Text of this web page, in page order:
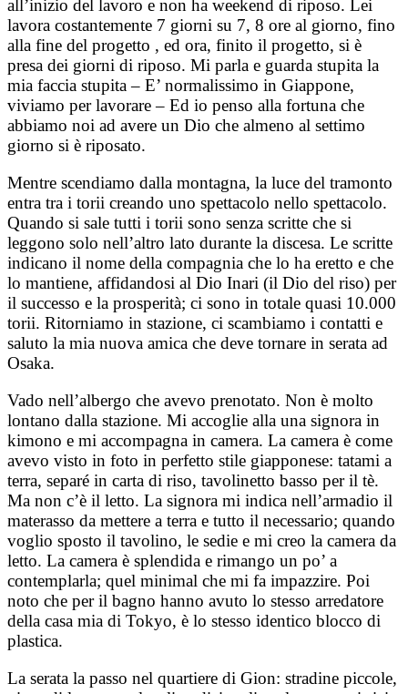
all’inizio del lavoro e non ha weekend di riposo. Lei
lavora costantemente 7 giorni su 7, 8 ore al giorno, fino
alla fine del progetto , ed ora, finito il progetto, si è
presa dei giorni di riposo. Mi parla e guarda stupita la
mia faccia stupita – E’ normalissimo in Giappone,
viviamo per lavorare – Ed io penso alla fortuna che
abbiamo noi ad avere un Dio che almeno al settimo
giorno si è riposato.
Mentre scendiamo dalla montagna, la luce del tramonto
entra tra i torii creando uno spettacolo nello spettacolo.
Quando si sale tutti i torii sono senza scritte che si
leggono solo nell’altro lato durante la discesa. Le scritte
indicano il nome della compagnia che lo ha eretto e che
lo mantiene, affidandosi al Dio Inari (il Dio del riso) per
il successo e la prosperità; ci sono in totale quasi 10.000
torii. Ritorniamo in stazione, ci scambiamo i contatti e
saluto la mia nuova amica che deve tornare in serata ad
Osaka.
Vado nell’albergo che avevo prenotato. Non è molto
lontano dalla stazione. Mi accoglie alla una signora in
kimono e mi accompagna in camera. La camera è come
avevo visto in foto in perfetto stile giapponese: tatami a
terra, separé in carta di riso, tavolinetto basso per il tè.
Ma non c’è il letto. La signora mi indica nell’armadio il
materasso da mettere a terra e tutto il necessario; quando
voglio sposto il tavolino, le sedie e mi creo la camera da
letto. La camera è splendida e rimango un po’ a
contemplarla; quel minimal che mi fa impazzire. Poi
noto che per il bagno hanno avuto lo stesso arredatore
della casa mia di Tokyo, è lo stesso identico blocco di
plastica.
La serata la passo nel quartiere di Gion: stradine piccole,